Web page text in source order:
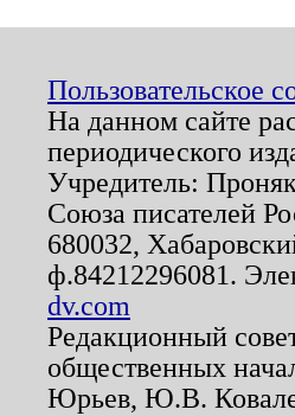
Пользовательское
На данном сайте
периодического
Учредитель:
Союза писателей
680032,
ф.84212296081.
dv.com
Редакционный
общественных
Юрьев, Ю.В.